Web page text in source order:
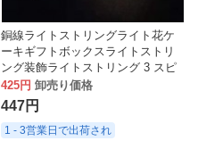
銅線ライトストリングライト花ケ
ーキギフトボックスライトストリ
ング装飾ライトストリング 3 スピ
ード点滅ライトスターライト
425円 卸売り価格
447円
1 - 3営業日で出荷され